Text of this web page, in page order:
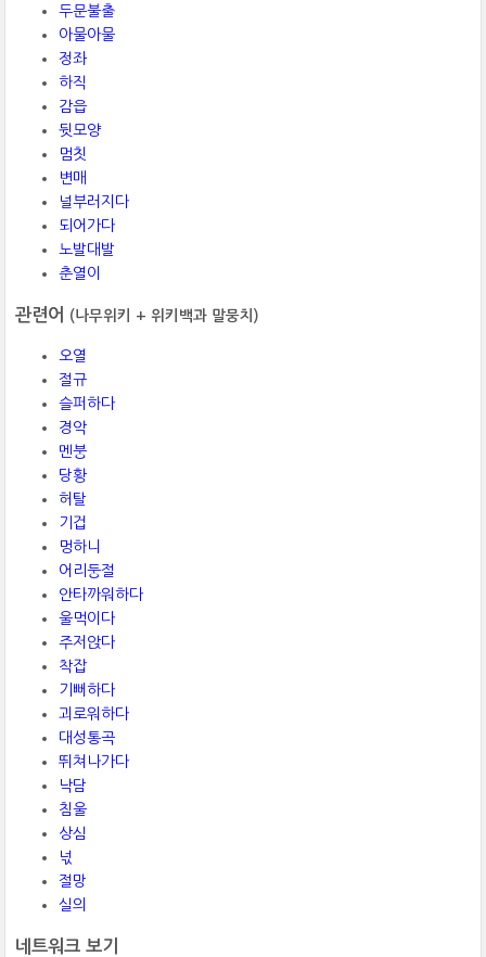
두문불출
아물아물
정좌
하직
감읍
뒷모양
멈칫
변매
널부러지다
되어가다
노발대발
춘열이
관련어 (나무위키 + 위키백과 말뭉치)
오열
절규
슬퍼하다
경악
멘붕
당황
허탈
기겁
멍하니
어리둥절
안타까워하다
울먹이다
주저앉다
착잡
기뻐하다
괴로워하다
대성통곡
뛰쳐나가다
낙담
침울
상심
넋
절망
실의
네트워크 보기